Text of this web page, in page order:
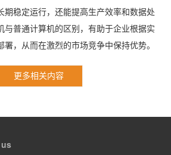
期稳定运行，还能提高生产效率和数据处
与普通计算机的区别，有助于企业根据实
，从而在激烈的市场竞争中保持优势。
更多相关内容